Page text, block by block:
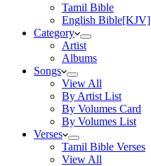
Tamil Bible
English Bible[KJV]
Category
Artist
Albums
Songs
View All
By Artist List
By Volumes Card
By Volumes List
Verses
Tamil Bible Verses
View All